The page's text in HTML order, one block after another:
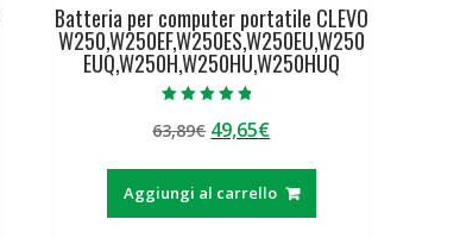
Batteria per computer portatile CLEVO
W250,W250EF,W250ES,W250EU,W250
EUQ,W250H,W250HU,W250HUQ
4.50
su 5
63,89€ Il
originale
era:
49,65€Il
attuale
è:
Aggiungi al carrello